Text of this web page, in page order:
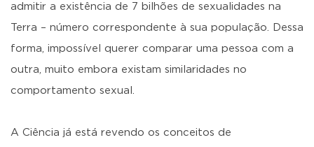
admitir a existência de 7 bilhões de sexualidades na
Terra – número correspondente à sua população. Dessa
forma, impossível querer comparar uma pessoa com a
outra, muito embora existam similaridades no
comportamento sexual.
A Ciência já está revendo os conceitos de